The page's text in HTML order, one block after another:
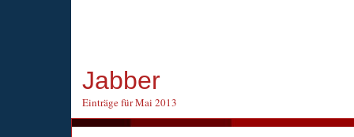
Jabber
Einträge für Mai 2013